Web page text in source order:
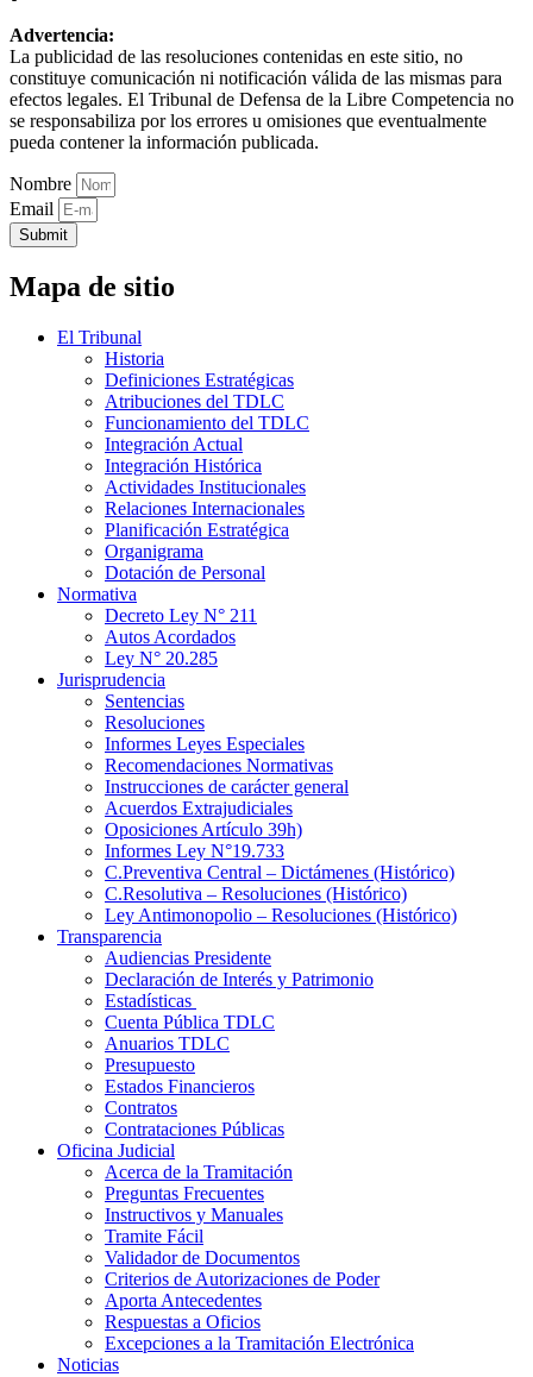
Advertencia:
La publicidad de las resoluciones contenidas en este sitio, no
constituye comunicación ni notificación válida de las mismas para
efectos legales. El Tribunal de Defensa de la Libre Competencia no
se responsabiliza por los errores u omisiones que eventualmente
pueda contener la información publicada.
Nombre
Email
Submit
Mapa de sitio
El Tribunal
Historia
Definiciones Estratégicas
Atribuciones del TDLC
Funcionamiento del TDLC
Integración Actual
Integración Histórica
Actividades Institucionales
Relaciones Internacionales
Planificación Estratégica
Organigrama
Dotación de Personal
Normativa
Decreto Ley N° 211
Autos Acordados
Ley N° 20.285
Jurisprudencia
Sentencias
Resoluciones
Informes Leyes Especiales
Recomendaciones Normativas
Instrucciones de carácter general
Acuerdos Extrajudiciales
Oposiciones Artículo 39h)
Informes Ley N°19.733
C.Preventiva Central – Dictámenes (Histórico)
C.Resolutiva – Resoluciones (Histórico)
Ley Antimonopolio – Resoluciones (Histórico)
Transparencia
Audiencias Presidente
Declaración de Interés y Patrimonio
Estadísticas
Cuenta Pública TDLC
Anuarios TDLC
Presupuesto
Estados Financieros
Contratos
Contrataciones Públicas
Oficina Judicial
Acerca de la Tramitación
Preguntas Frecuentes
Instructivos y Manuales
Tramite Fácil
Validador de Documentos
Criterios de Autorizaciones de Poder
Aporta Antecedentes
Respuestas a Oficios
Excepciones a la Tramitación Electrónica
Noticias